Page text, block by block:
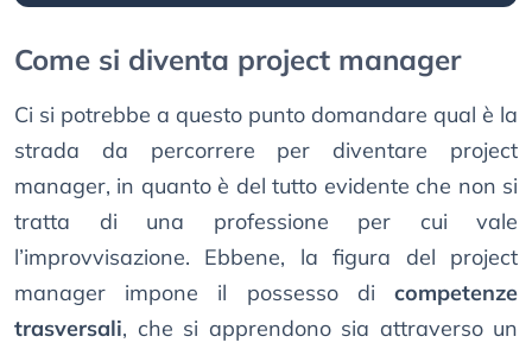
Come si diventa project manager
Ci si potrebbe a questo punto domandare qual è la
strada da percorrere per diventare project
manager, in quanto è del tutto evidente che non si
tratta di una professione per cui vale
l’improvvisazione. Ebbene, la figura del project
manager impone il possesso di competenze
trasversali, che si apprendono sia attraverso un